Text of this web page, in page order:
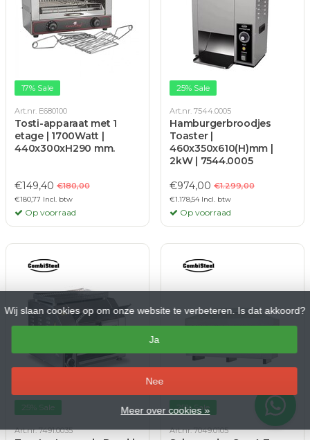
17% Sale
Art.nr. E680100
Tosti-apparaat met 1
etage | 1700Watt |
440x300xH290 mm.
€149,40 €180,00
€180,77 Incl. btw
Op voorraad
25% Sale
Art.nr. 7544.0005
Hamburgerbroodjes
Toaster |
460x350x610(H)mm |
2kW | 7544.0005
€974,00 €1.299,00
€1.178,54 Incl. btw
Op voorraad
25% Sale
Art.nr. 7491.0035
25% Sale
Art.nr. 7049.0105
Wij slaan cookies op om onze website te verbeteren. Is dat akkoord?
Ja
Nee
Meer over cookies »